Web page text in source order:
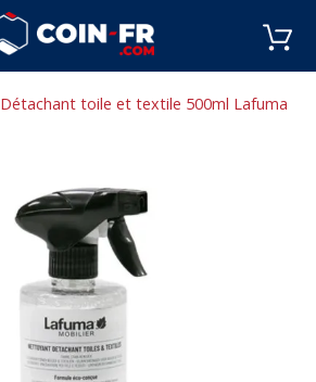
CUISINE MOBILIER
Détachant toile et textile 500ml Lafuma